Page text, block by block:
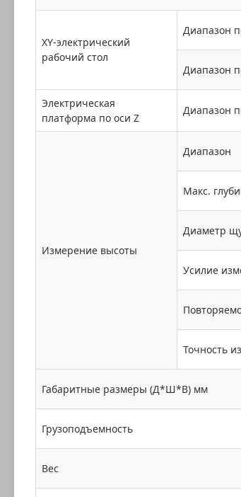
XY-электрический
рабочий стол
Диапазон
Диапазон
Электрическая
платформа по оси Z
Диапазон
Измерение высоты
Диапазон
Макс.
Диаметр
Усилие
Точность
Габаритные размеры (Д*Ш*В) мм
Грузоподъемность
Вес